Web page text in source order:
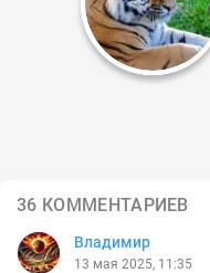
36 КОММЕНТАРИЕВ
Владимир
13 мая 2025, 11:35